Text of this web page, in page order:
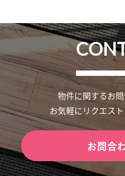
物件に関するお問
お気軽にリクエス
お問合